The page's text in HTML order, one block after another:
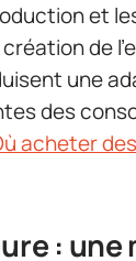
et
de
une
des
acheter
: